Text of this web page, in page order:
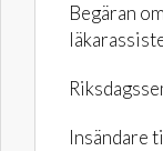
Begäran
Insändare